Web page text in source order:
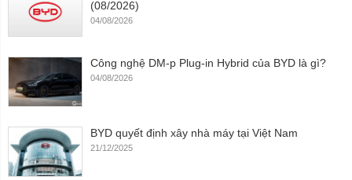
(08/2026)
04/08/2026
Công nghệ DM-p Plug-in Hybrid của BYD là gì?
04/08/2026
BYD quyết định xây nhà máy tại Việt Nam
21/12/2025